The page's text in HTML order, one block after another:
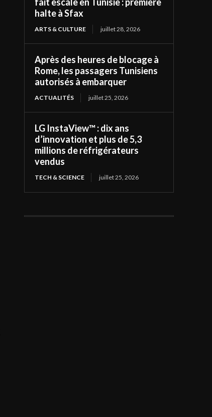
halte à Sfax
ARTS & CULTURE juillet 28, 2026
Après des heures de blocage à
Rome, les passagers Tunisiens
autorisés à embarquer
ACTUALITÉS juillet 25, 2026
LG InstaView™ : dix ans
d’innovation et plus de 5,3
millions de réfrigérateurs
vendus
TECH & SCIENCE juillet 25, 2026